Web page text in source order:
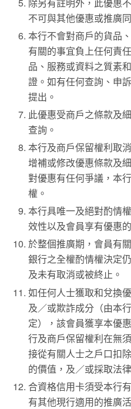
不可與其他優惠或推廣
本行不會對商戶的貨品
有關的事宜負上任何責
品、服務或資料之質素
證。如有任何查詢、申
提出。
此優惠受商戶之條款及
查詢。
本行及商戶保留權利取
增補或修改優惠條款及
對優惠有任何爭議，本
權。
本行具唯一及絕對酌情
效性以及會員享有優惠
於整個推廣期，會員有
銀行之全權酌情權決定
及未有取消或被終止。
如任何人士獲取和兌換
及／或欺詐成分（由本
定），該會員獲享本優
行及商戶保留權利在無
接從有關人士之戶口扣
的價值，及／或採取法
合資格信用卡須受本行
有其他現行適用的推廣